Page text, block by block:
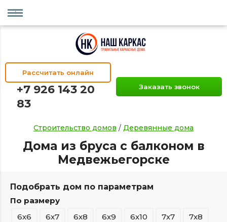
Рассчитать онлайн
+7 926 143 20
83
Заказать звонок
Строительство домов / Деревянные дома
Дома из бруса с балконом в
Медвежьегорске
Подобрать дом по параметрам
По размеру
6х6
6х7 6х8 6х9 6х10 7х7 7х8